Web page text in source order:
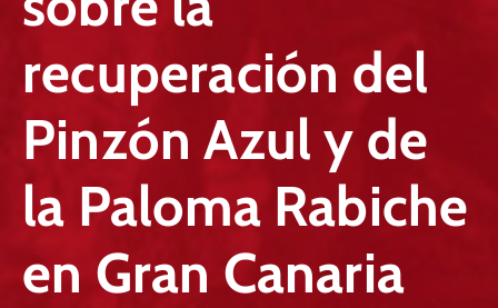
CONTACTO
recuperación del
Pinzón Azul y de
la Paloma Rabiche
en Gran Canaria